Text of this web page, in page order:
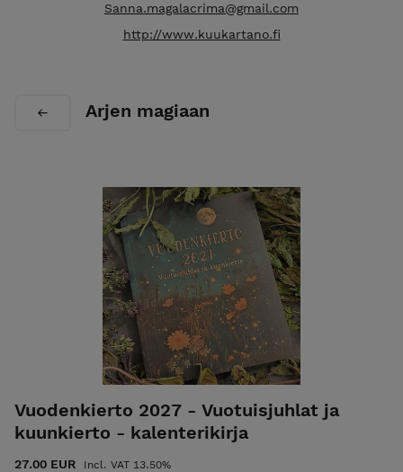
MagaLacriman tuotteet ovat uniikkeja
MagaLacriman koruista huokuu menneen ajan henki,
öljyissä asuu maan, kuun ja auringon ikiaikainen
voima. Mukana kulkee toisinaan myös yrittäjä-
ystävien käsityönä valmistamia tuotteita kuten
koruja, yrttisaippuoita ja -voiteita.
Mikä tahansa mieltäsi askarruttaa, ota rohkeasti
yhteyttä. MagaLacriman löydät myös Facebookista,
Instagramista sekä Pinterestistä.
CUSTOMER SERVICE ALSO AVAILABLE IN ENGLISH.
In any question, contact: sanna.magalacrima @
gmail.com
Sanna.magalacrima@gmail.com
http://www.kuukartano.fi
Arjen magiaan
Vuodenkierto 2027 - Vuotuisjuhlat ja
kuunkierto - kalenterikirja
27.00 EUR Incl. VAT 13.50%